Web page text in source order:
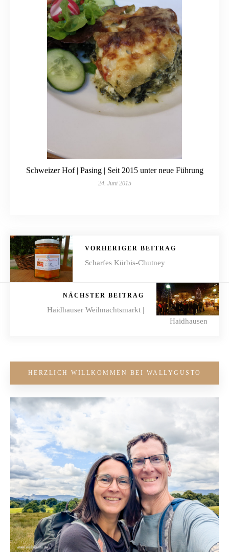
Schweizer Hof | Pasing | Seit 2015 unter neue Führung
24. Juni 2015
VORHERIGER BEITRAG
Scharfes Kürbis-Chutney
NÄCHSTER BEITRAG
Haidhauser Weihnachtsmarkt |
Haidhausen
HERZLICH WILLKOMMEN BEI WALLYGUSTO